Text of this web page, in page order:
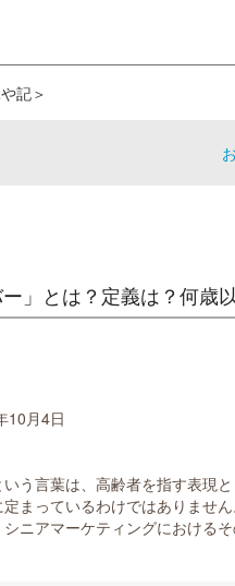
記
ー」とは？定義は？何歳
10月4日
いう言葉は、高齢者を指す表現
まっているわけではありませ
ニアマーケティングにおける